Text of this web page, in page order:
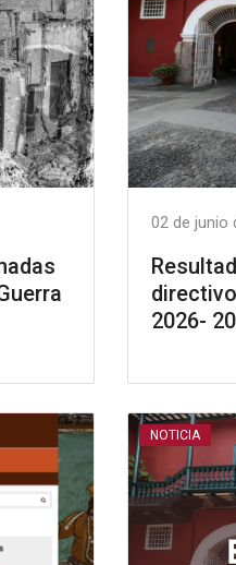
02 de junio
2026-
NOTICIA